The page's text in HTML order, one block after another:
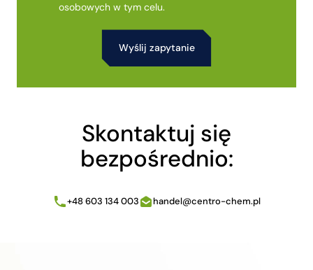
osobowych w tym celu.
Skontaktuj się
bezpośrednio:
+48 603 134 003 handel@centro-chem.pl